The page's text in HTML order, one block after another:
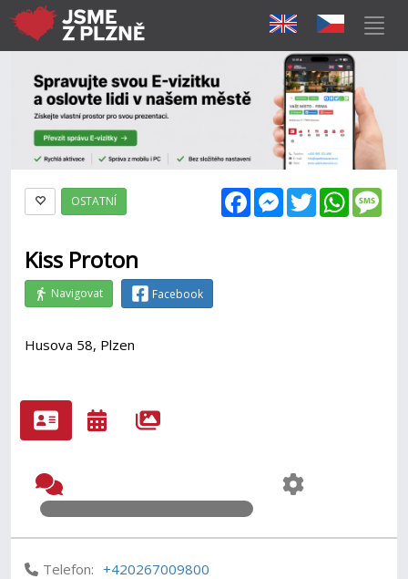
FacebookMessenger
Twitter
OSTATNÍ
Kiss Proton
Navigovat Facebook
Husova 58, Plzen
Telefon: +420267009800